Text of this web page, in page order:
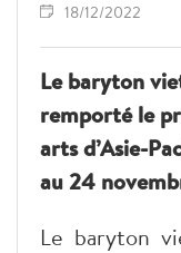
18/12/2022
Le baryton
remporté le
arts d’Asie-
au 24
Le baryton